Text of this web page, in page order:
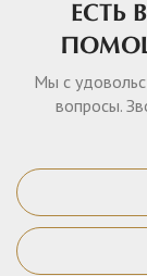
ЕСТЬ
Мы с
вопросы.